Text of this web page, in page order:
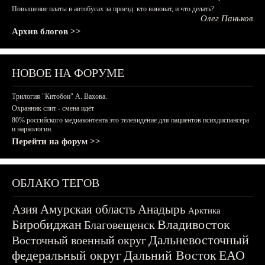
Повышение платы в автобусах за проезд: кто виноват, и что делать?
Олег Паньков
Архив блогов >>
НОВОЕ НА ФОРУМЕ
Трилогия "Китобои" А. Вахова.
Охранник спит - смена идёт
80% российского медиаконтента это телевидение для пациентов психдиспансера
и наркологии.
Перейти на форум >>
ОБЛАКО ТЕГОВ
АзияАмурская область Анадырь Арктика
БиробиджанБлаговещенскВладивосток
Восточный военный округДальневосточный
федеральный округДальний ВостокЕАО